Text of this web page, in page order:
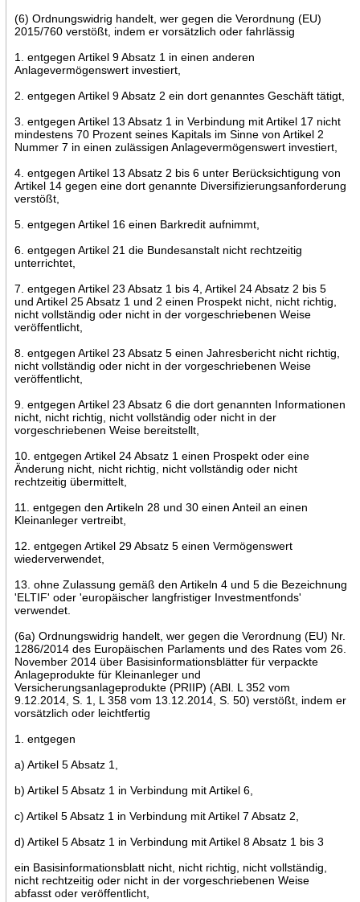
(6) Ordnungswidrig handelt, wer gegen die Verordnung (EU)
2015/760 verstößt, indem er vorsätzlich oder fahrlässig
1. entgegen Artikel 9 Absatz 1 in einen anderen
Anlagevermögenswert investiert,
2. entgegen Artikel 9 Absatz 2 ein dort genanntes Geschäft tätigt,
3. entgegen Artikel 13 Absatz 1 in Verbindung mit Artikel 17 nicht
mindestens 70 Prozent seines Kapitals im Sinne von Artikel 2
Nummer 7 in einen zulässigen Anlagevermögenswert investiert,
4. entgegen Artikel 13 Absatz 2 bis 6 unter Berücksichtigung von
Artikel 14 gegen eine dort genannte Diversifizierungsanforderung
verstößt,
5. entgegen Artikel 16 einen Barkredit aufnimmt,
6. entgegen Artikel 21 die Bundesanstalt nicht rechtzeitig
unterrichtet,
7. entgegen Artikel 23 Absatz 1 bis 4, Artikel 24 Absatz 2 bis 5
und Artikel 25 Absatz 1 und 2 einen Prospekt nicht, nicht richtig,
nicht vollständig oder nicht in der vorgeschriebenen Weise
veröffentlicht,
8. entgegen Artikel 23 Absatz 5 einen Jahresbericht nicht richtig,
nicht vollständig oder nicht in der vorgeschriebenen Weise
veröffentlicht,
9. entgegen Artikel 23 Absatz 6 die dort genannten Informationen
nicht, nicht richtig, nicht vollständig oder nicht in der
vorgeschriebenen Weise bereitstellt,
10. entgegen Artikel 24 Absatz 1 einen Prospekt oder eine
Änderung nicht, nicht richtig, nicht vollständig oder nicht
rechtzeitig übermittelt,
11. entgegen den Artikeln 28 und 30 einen Anteil an einen
Kleinanleger vertreibt,
12. entgegen Artikel 29 Absatz 5 einen Vermögenswert
wiederverwendet,
13. ohne Zulassung gemäß den Artikeln 4 und 5 die Bezeichnung
'ELTIF' oder 'europäischer langfristiger Investmentfonds'
verwendet.
(6a) Ordnungswidrig handelt, wer gegen die Verordnung (EU) Nr.
1286/2014 des Europäischen Parlaments und des Rates vom 26.
November 2014 über Basisinformationsblätter für verpackte
Anlageprodukte für Kleinanleger und
Versicherungsanlageprodukte (PRIIP) (ABl. L 352 vom
9.12.2014, S. 1, L 358 vom 13.12.2014, S. 50) verstößt, indem er
vorsätzlich oder leichtfertig
1. entgegen
a) Artikel 5 Absatz 1,
b) Artikel 5 Absatz 1 in Verbindung mit Artikel 6,
c) Artikel 5 Absatz 1 in Verbindung mit Artikel 7 Absatz 2,
d) Artikel 5 Absatz 1 in Verbindung mit Artikel 8 Absatz 1 bis 3
ein Basisinformationsblatt nicht, nicht richtig, nicht vollständig,
nicht rechtzeitig oder nicht in der vorgeschriebenen Weise
abfasst oder veröffentlicht,